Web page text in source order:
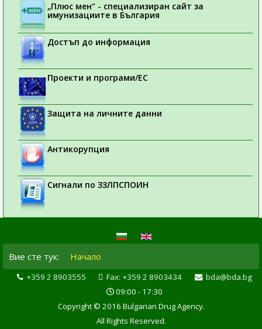
„Плюс мен“ - специализиран сайт за
имунизациите в България
Достъп до информация
Проекти и програми/ЕС
Защита на личните данни
Антикорупция
Сигнали по ЗЗЛПСПОИН
Вие сте тук: Начало
+359 2 8903555 Fax: +359 2 8903434
bda@bda.bg
09:00 - 17:30
Copyright © 2016 Bulgarian Drug Agency.
All Rights Reserved.